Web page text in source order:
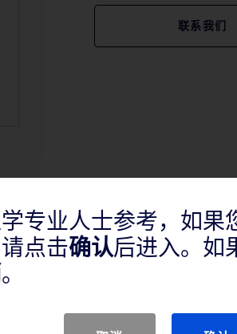
联系我们
专业人士参考，如果
点击确认后进入。如
。